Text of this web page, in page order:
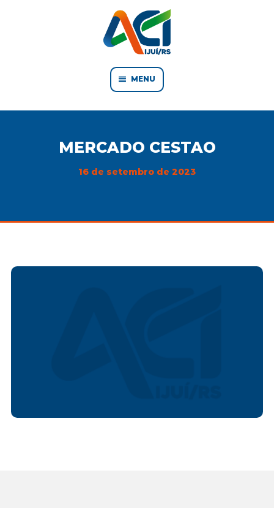
MENU
MERCADO CESTAO
16 de setembro de 2023